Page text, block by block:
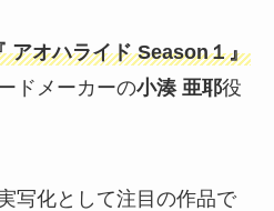
アオハライド Season１』
ドメーカーの小湊 亜耶役
写化として注目の作品で